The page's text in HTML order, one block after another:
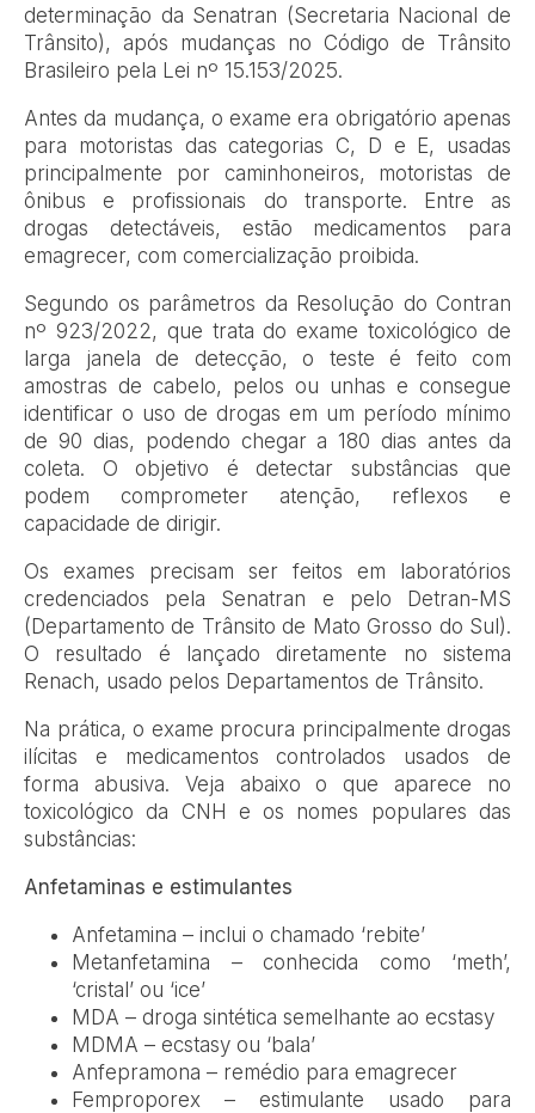
determinação da Senatran (Secretaria Nacional de
Trânsito), após mudanças no Código de Trânsito
Brasileiro pela Lei nº 15.153/2025.
Antes da mudança, o exame era obrigatório apenas
para motoristas das categorias C, D e E, usadas
principalmente por caminhoneiros, motoristas de
ônibus e profissionais do transporte. Entre as
drogas detectáveis, estão medicamentos para
emagrecer, com comercialização proibida.
Segundo os parâmetros da Resolução do Contran
nº 923/2022, que trata do exame toxicológico de
larga janela de detecção, o teste é feito com
amostras de cabelo, pelos ou unhas e consegue
identificar o uso de drogas em um período mínimo
de 90 dias, podendo chegar a 180 dias antes da
coleta. O objetivo é detectar substâncias que
podem comprometer atenção, reflexos e
capacidade de dirigir.
Os exames precisam ser feitos em laboratórios
credenciados pela Senatran e pelo Detran-MS
(Departamento de Trânsito de Mato Grosso do Sul).
O resultado é lançado diretamente no sistema
Renach, usado pelos Departamentos de Trânsito.
Na prática, o exame procura principalmente drogas
ilícitas e medicamentos controlados usados de
forma abusiva. Veja abaixo o que aparece no
toxicológico da CNH e os nomes populares das
substâncias:
Anfetaminas e estimulantes
Anfetamina – inclui o chamado ‘rebite’
Metanfetamina – conhecida como ‘meth’,
‘cristal’ ou ‘ice’
MDA – droga sintética semelhante ao ecstasy
MDMA – ecstasy ou ‘bala’
Anfepramona – remédio para emagrecer
Femproporex – estimulante usado para